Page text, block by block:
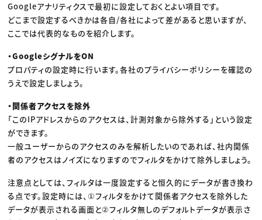
Googleアナリティクスで最初に設定しておくとよい項目です。
どこまで設定するべきかは各自/各社によって差があると思いますが、
ここでは代表的なものを紹介します。
・GoogleシグナルをON
プロパティの設定時に行います。各社のプライバシーポリシーを確認の
うえで設定しましょう。
・関係者アクセスを除外
「このIPアドレスからのアクセスは、計測対象から除外する」という設定
ができます。
一般ユーザーからのアクセスのみを解析したいのであれば、社内関係
者のアクセスはノイズになりますのでフィルタをかけて除外しましょう。
注意点としては、フィルタは一度設定すると恒久的にデータが書き換わ
る点です。設定時には、①フィルタをかけて関係者アクセスを除外した
データが表示される画面と②フィルタ無しのデフォルトデータが表示さ